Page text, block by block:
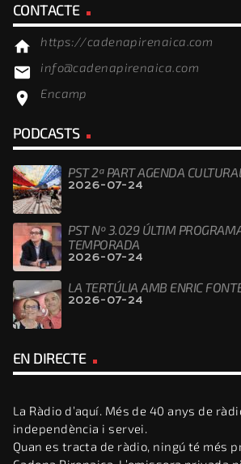
CONTACTE
home https://cadenapirenaica.com
email info@cadenapirenaica.com
location_on Encamp
PODCASTS
PST 2ª PART AGENDA
2026-07-24
PST Nº 3.029 ÚLTIM
TEMPORADA
2026-07-24
LA TERTÚLIA AMB ENRIC
2026-07-24
EN DIRECTE
La Ràdio d’aquí. Més de 40 anys de
independència i servei.
Quan es tracta de ràdio, ningú té més